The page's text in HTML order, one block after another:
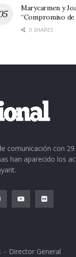
Marycarmen y
“Compromiso de
0 SHARES
comunicación con
han aparecido los
⏤ Director General